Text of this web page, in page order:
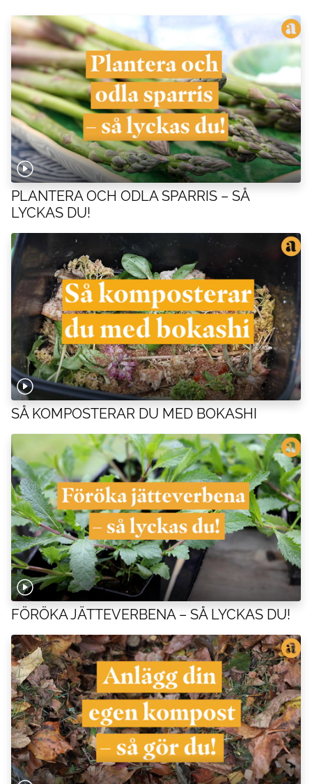
PLANTERA OCH ODLA SPARRIS – SÅ
LYCKAS DU!
SÅ KOMPOSTERAR DU MED BOKASHI
FÖRÖKA JÄTTEVERBENA – SÅ LYCKAS DU!